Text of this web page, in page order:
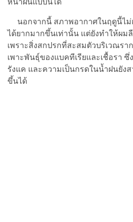
นอกจากนี้ สภาพอากาศในฤดูนี้ไม่
ได้ยากมากขึ้นเท่านั้น แต่ยังทำให้ผม
เพราะสิ่งสกปรกที่สะสมตัวบริเวณรา
เพาะพันธุ์ของแบคทีเรียและเชื้อรา
รังแค และความเป็นกรดในน้ำฝนยัง
ขึ้นได้